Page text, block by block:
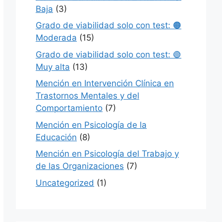
Baja (3)
Grado de viabilidad solo con test: 🟠
Moderada (15)
Grado de viabilidad solo con test: 🟢
Muy alta (13)
Mención en Intervención Clínica en
Trastornos Mentales y del
Comportamiento (7)
Mención en Psicología de la
Educación (8)
Mención en Psicología del Trabajo y
de las Organizaciones (7)
Uncategorized (1)